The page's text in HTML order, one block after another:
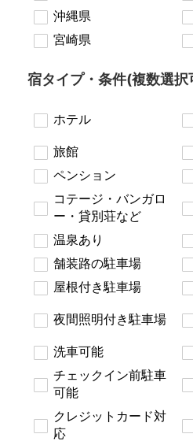
沖縄県
宮崎県
宿タイプ・条件(複数選択
ホテル
旅館
ペンション
コテージ・バンガロ
ー・貸別荘など
温泉あり
舗装路の駐車場
屋根付き駐車場
夜間照明付き駐車場
洗車可能
チェックイン前駐車
可能
クレジットカード対
応